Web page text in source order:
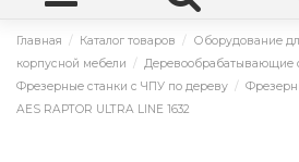
Главная Каталог товаров
Оборудование
корпусной мебели
Деревообрабатывающие
Фрезерные станки с ЧПУ по дереву
AES RAPTOR ULTRA LINE 1632